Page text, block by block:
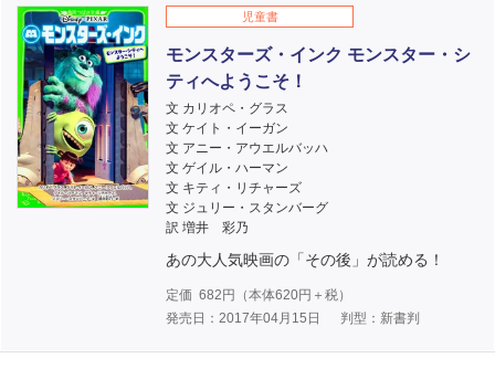
児童書
モンスターズ・インク モンスター・シ
ティへようこそ！
文 カリオペ・グラス
文 ケイト・イーガン
文 アニー・アウエルバッハ
文 ゲイル・ハーマン
文 キティ・リチャーズ
文 ジュリー・スタンバーグ
訳 増井 彩乃
あの大人気映画の「その後」が読める！
定価 682 円（本体620円＋税）
発売日：2017年04月15日
判型：新書判